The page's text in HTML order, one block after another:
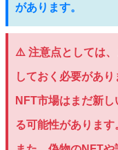
があります。
⚠️ 注意点としては
しておく必要があり
NFT市場はまだ新
る可能性があります